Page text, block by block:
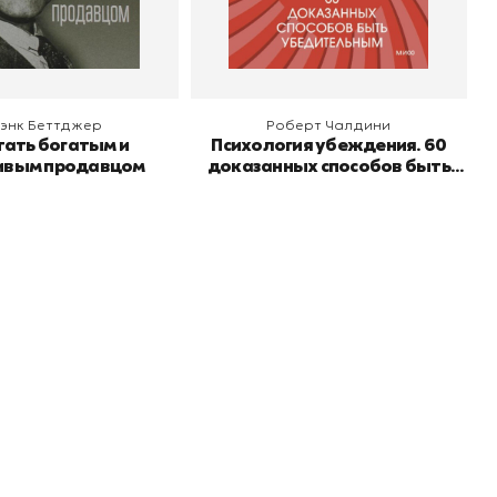
Беттджер
богатым и
продавцом
В корзину
Роберт Чалдини
Психология убеждения. 60
доказанных способов быть